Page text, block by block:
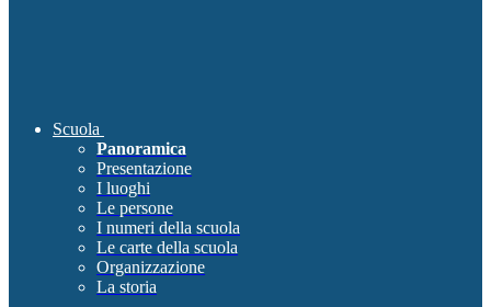
Scuola
Panoramica
Presentazione
I luoghi
Le persone
I numeri della scuola
Le carte della scuola
Organizzazione
La storia